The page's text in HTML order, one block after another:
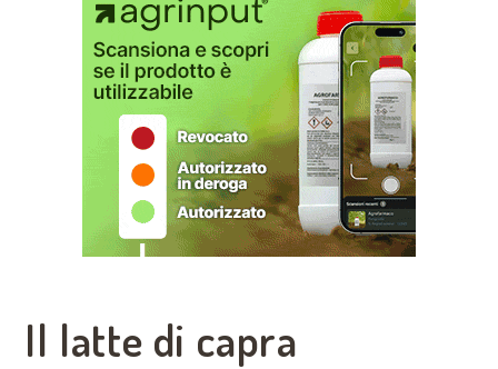
Il latte di capra